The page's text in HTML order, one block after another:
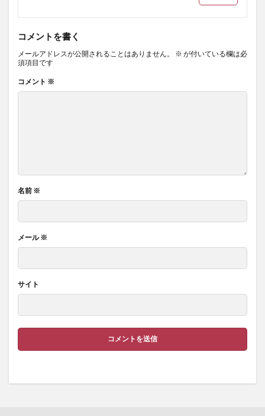
コメントを書く
メールアドレスが公開されることはありません。 ※ が付いている欄は必
須項目です
コメント ※
名前 ※
メール※
サイト